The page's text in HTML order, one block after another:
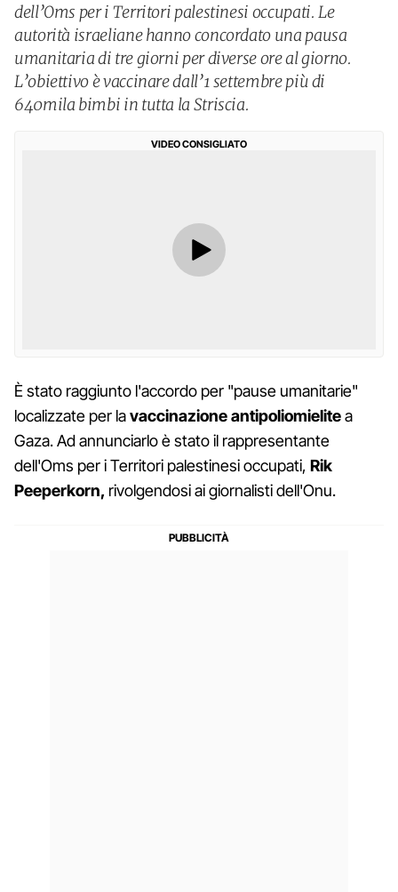
dell’Oms per i Territori palestinesi occupati. Le
autorità israeliane hanno concordato una pausa
umanitaria di tre giorni per diverse ore al giorno.
L’obiettivo è vaccinare dall’1 settembre più di
640mila bimbi in tutta la Striscia.
VIDEO CONSIGLIATO
È stato raggiunto l'accordo per "pause umanitarie"
localizzate per lavaccinazione antipoliomielitea
Gaza. Ad annunciarlo è stato il rappresentante
dell'Oms per i Territori palestinesi occupati, Rik
Peeperkorn, rivolgendosi ai giornalisti dell'Onu.